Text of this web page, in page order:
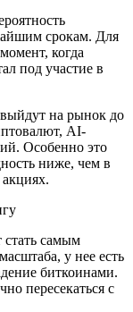
срокам. Для
когда
под участие в
на рынок до
AI-
Особенно это
ниже, чем в
самым
у нее есть
биткоинами.
пересекаться с